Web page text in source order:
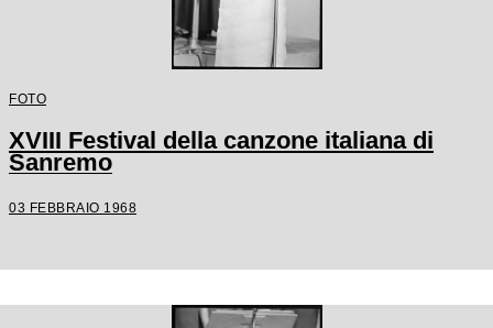
FOTO
XVIII Festival della canzone italiana di
Sanremo
03 FEBBRAIO 1968